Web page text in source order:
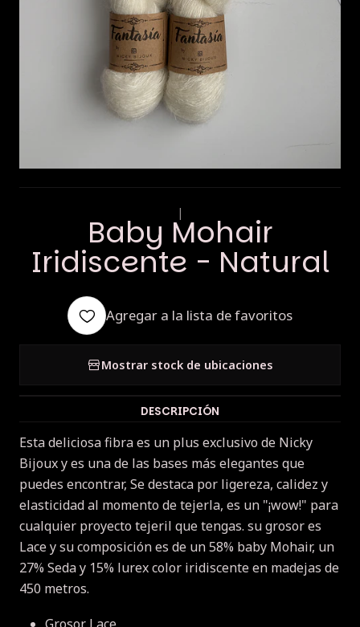
|
Baby Mohair
Iridiscente - Natural
Agregar a la lista de favoritos
Mostrar stock de ubicaciones
DESCRIPCIÓN
Esta deliciosa fibra es un plus exclusivo de Nicky
Bijoux y es una de las bases más elegantes que
puedes encontrar, Se destaca por ligereza, calidez y
elasticidad al momento de tejerla, es un "¡wow!" para
cualquier proyecto tejeril que tengas. su grosor es
Lace y su composición es de un 58% baby Mohair, un
27% Seda y 15% lurex color iridiscente en madejas de
450 metros.